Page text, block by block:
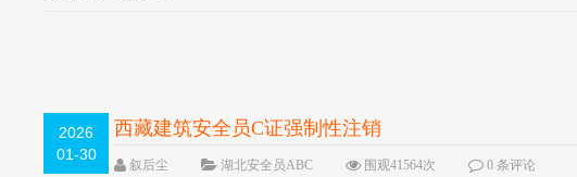
2026
01-30
西藏建筑安全员C证强制性注销
叙后尘 湖北安全员ABC 围观41564次 0 条评论